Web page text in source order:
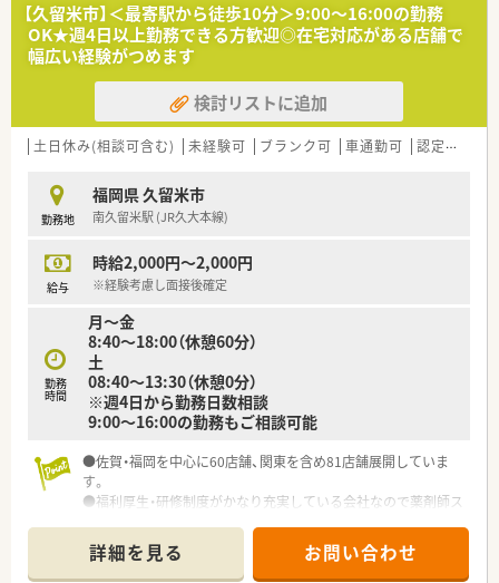
【久留米市】＜最寄駅から徒歩10分＞9:00～16:00の勤務
OK★週4日以上勤務できる方歓迎◎在宅対応がある店舗で
幅広い経験がつめます
検討リストに追加
土日休み(相談可含む) 未経験可 ブランク可 車通勤可 認定薬剤師取得支援あり
勤務地
福岡県 久留米市
南久留米駅 (JR久大本線)
給与
時給2,000円～2,000円
※経験考慮し面接後確定
勤務
時間
月～金
8:40～18:00（休憩60分）
土
08:40～13:30（休憩0分）
※週4日から勤務日数相談
9:00～16:00の勤務もご相談可能
●佐賀・福岡を中心に60店舗、関東を含め81店舗展開していま
す。
●福利厚生・研修制度がかなり充実している会社なので薬剤師ス
●有給消化率も高くプライベートも充実出来る環境です。
詳細を見る お問い合わせ